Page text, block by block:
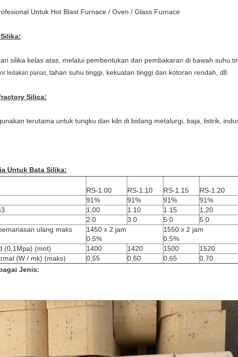
Untuk Hot Blast Furnace / Oven / Glass Furnace
silika kelas atas, melalui pembentukan dan pembakaran di bawah suhu
ledakan panas, tahan suhu tinggi, kekuatan tinggi dan kotoran rendah, dll.
Silica:
terutama untuk tungku dan kiln di bidang metalurgi, baja, listrik,
Untuk Bata Silika:
RS-1.00
RS-1.10 RS-1.15
RS-1.20
91% 91% 91%
91%
1,00 1.10 1.15
1,20
2.0 3.0 5.0
5.0
ulang maks
1450 x 2 jam
0,5%
1550 x 2 jam
0,5%
(0,1Mpa) (mnt)
1400 1420 1500
1520
(W / mk) (maks)
0,55 0,60 0,65
0,70
Jenis: